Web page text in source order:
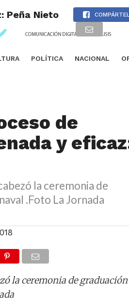
POLÍTICA NACIONAL
Peña Nieto
de
y
la ceremonia de
.Foto La Jornada
la ceremonia de graduación